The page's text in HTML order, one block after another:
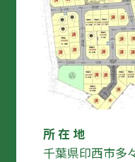
所 在 地
千葉県印西市多